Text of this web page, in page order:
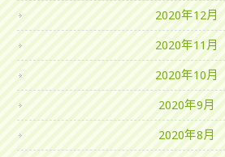
2020年12月
2020年11月
2020年10月
2020年9月
2020年8月